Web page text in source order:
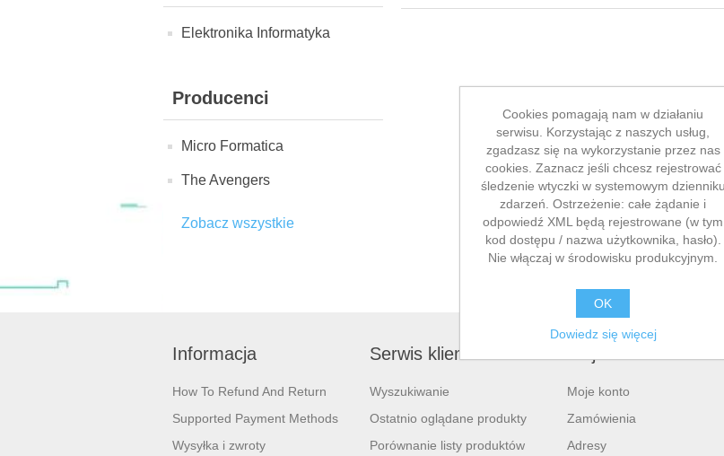
Elektronika Informatyka
Producenci
Micro Formatica
The Avengers
Zobacz wszystkie
Informacja
How To Refund And Return
Supported Payment Methods
Wysyłka i zwroty
Serwis klienta
Wyszukiwanie
Ostatnio oglądane produkty
Porównanie listy produktów
Moje konto
Zamówienia
Adresy
Cookies pomagają nam w działaniu
serwisu. Korzystając z naszych usług,
zgadzasz się na wykorzystanie przez nas
cookies. Zaznacz jeśli chcesz rejestrować
śledzenie wtyczki w systemowym dzienniku
zdarzeń. Ostrzeżenie: całe żądanie i
odpowiedź XML będą rejestrowane (w tym
kod dostępu / nazwa użytkownika, hasło).
Nie włączaj w środowisku produkcyjnym.
OK
Dowiedz się więcej